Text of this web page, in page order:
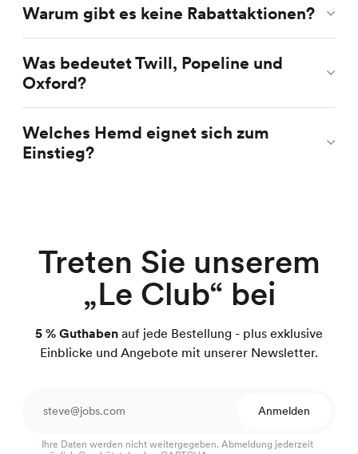
Warum gibt es keine Rabattaktionen?
Was bedeutet Twill, Popeline und
Oxford?
Welches Hemd eignet sich zum
Einstieg?
Treten Sie unserem
„Le Club“ bei
5 % Guthaben auf jede Bestellung - plus exklusive
Einblicke und Angebote mit unserer Newsletter.
Anmelden
Ihre Daten werden nicht weitergegeben. Abmeldung jederzeit